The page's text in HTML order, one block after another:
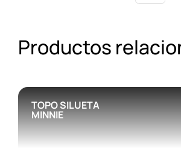
Productos
TOPO SILUETA
MINNIE